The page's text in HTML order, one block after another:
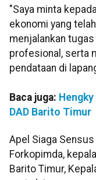
"Saya minta
ekonomi yang
menjalankan
profesional, serta
pendataan di
Baca juga:
DAD Barito Timur
Apel Siaga
Forkopimda,
Barito Timur,